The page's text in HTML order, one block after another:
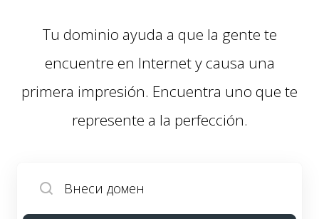
Tu dominio ayuda a que la gente te
encuentre en Internet y causa una
primera impresión. Encuentra uno que te
represente a la perfección.